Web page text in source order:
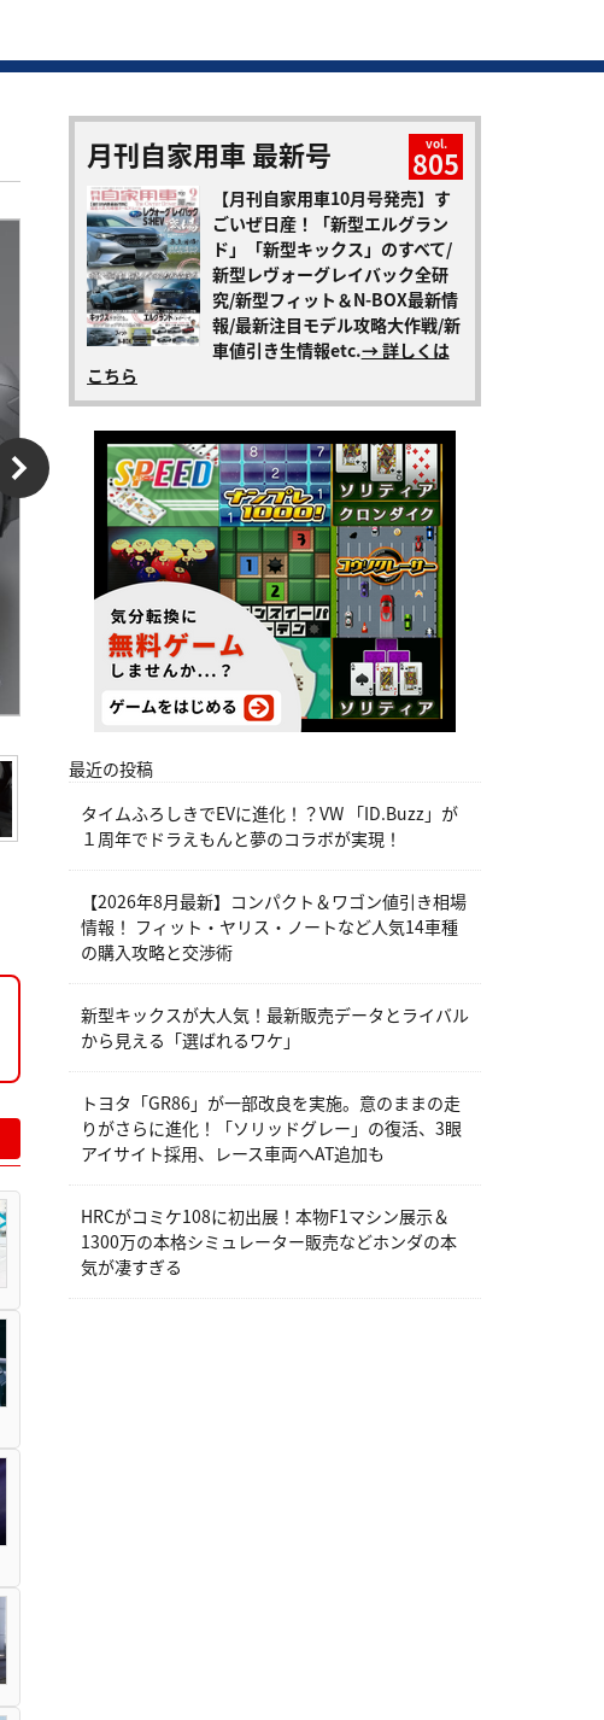
月刊自家用車 最新号 vol.
805
【月刊自家用車10月号発売】す
ごいぜ日産！「新型エルグラン
ド」「新型キックス」のすべて/
新型レヴォーグレイバック全研
究/新型フィット＆N-BOX最新情
報/最新注目モデル攻略大作戦/新
車値引き生情報etc.→ 詳しくは
こちら
最近の投稿
タイムふろしきでEVに進化！？VW 「ID.Buzz」が
１周年でドラえもんと夢のコラボが実現！
【2026年8月最新】コンパクト＆ワゴン値引き相場
情報！ フィット・ヤリス・ノートなど人気14車種
の購入攻略と交渉術
新型キックスが大人気！最新販売データとライバル
から見える「選ばれるワケ」
トヨタ「GR86」が一部改良を実施。意のままの走
りがさらに進化！「ソリッドグレー」の復活、3眼
アイサイト採用、レース車両へAT追加も
HRCがコミケ108に初出展！本物F1マシン展示＆
1300万の本格シミュレーター販売などホンダの本
気が凄すぎる